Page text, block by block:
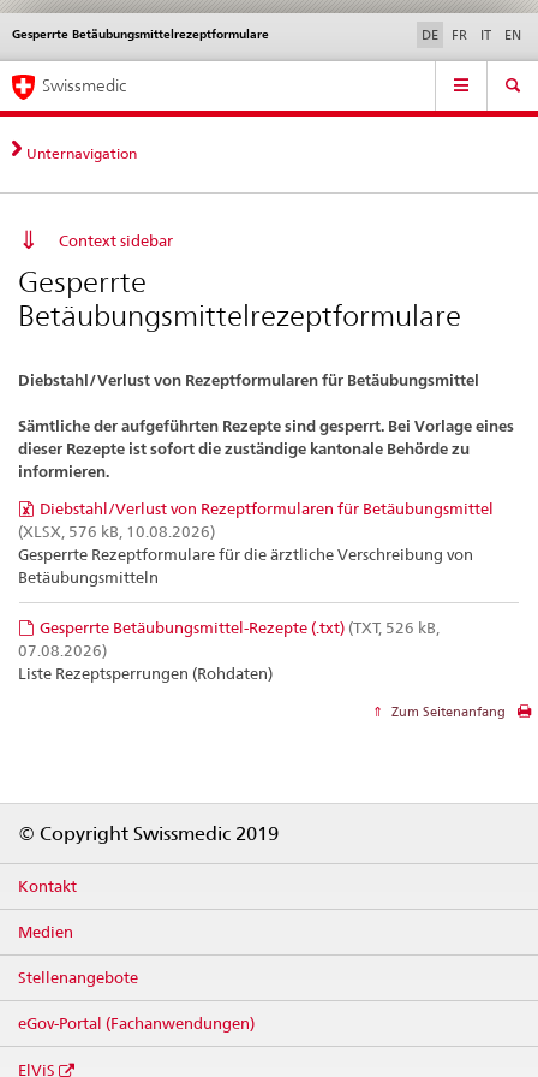
Direktnavigation
News,
Rechtsgrundlagen,
Kontakt
News & Updates Kontakt | Support & Hilfe
Gesperrte Betäubungsmittelrezeptformulare
Sprachwahl DE FR IT EN
Service
Hauptnavigation
Swissmedic
Unternavigation
Context sidebar
Gesperrte
Betäubungsmittelrezeptformulare
Diebstahl/Verlust von Rezeptformularen für Betäubungsmittel
Sämtliche der aufgeführten Rezepte sind gesperrt. Bei Vorlage eines
dieser Rezepte ist sofort die zuständige kantonale Behörde zu
informieren.
Diebstahl/Verlust von Rezeptformularen für Betäubungsmittel
(XLSX, 576 kB, 10.08.2026)
Gesperrte Rezeptformulare für die ärztliche Verschreibung von
Betäubungsmitteln
Gesperrte Betäubungsmittel-Rezepte (.txt) (TXT, 526 kB,
07.08.2026)
Liste Rezeptsperrungen (Rohdaten)
Zum Seitenanfang
© Copyright Swissmedic 2019
Kontakt
Medien
Stellenangebote
eGov-Portal (Fachanwendungen)
ElViS